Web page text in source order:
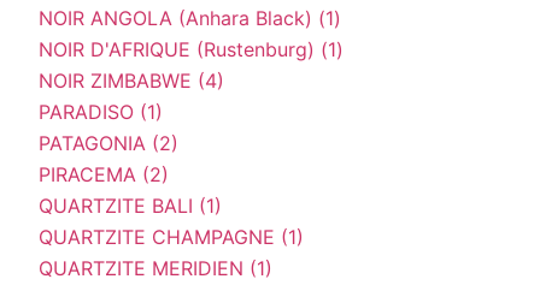
NOIR ANGOLA (Anhara Black) (1)
NOIR D'AFRIQUE (Rustenburg) (1)
NOIR ZIMBABWE (4)
PARADISO (1)
PATAGONIA (2)
PIRACEMA (2)
QUARTZITE BALI (1)
QUARTZITE CHAMPAGNE (1)
QUARTZITE MERIDIEN (1)